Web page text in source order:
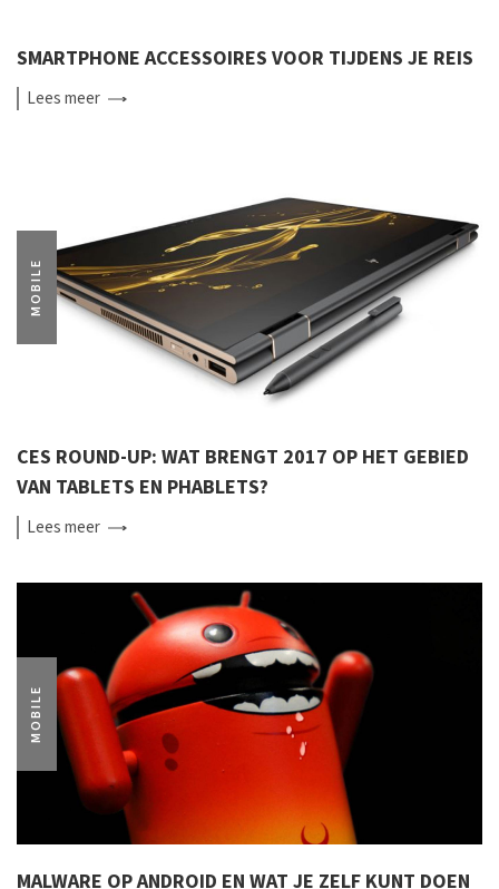
SMARTPHONE ACCESSOIRES VOOR TIJDENS JE REIS
Leesmeer
MOBILE
CES ROUND-UP: WAT BRENGT 2017 OP HET GEBIED
VAN TABLETS EN PHABLETS?
Leesmeer
MOBILE
MALWARE OP ANDROID EN WAT JE ZELF KUNT DOEN